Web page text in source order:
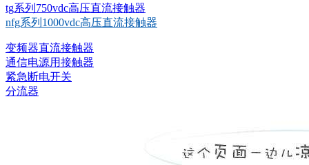
tg系列750vdc高压直流接触器
nfg系列1000vdc高压直流接触器
变频器直流接触器
通信电源用接触器
紧急断电开关
分流器